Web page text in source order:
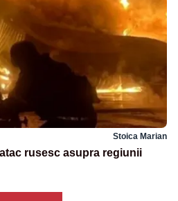
Stoica Marian
rusesc asupra regiunii